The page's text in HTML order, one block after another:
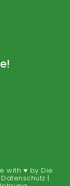
with ♥ by Die
Datenschutz |